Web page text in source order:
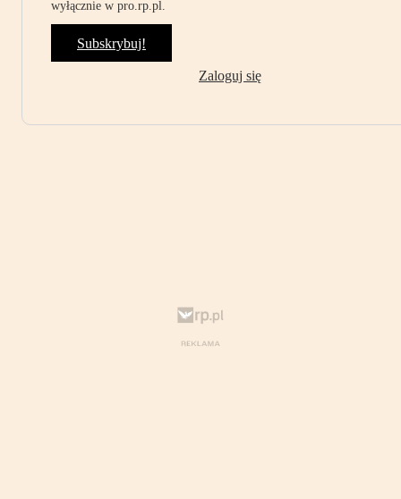
wyłącznie w pro.rp.pl.
Subskrybuj!
Zaloguj się